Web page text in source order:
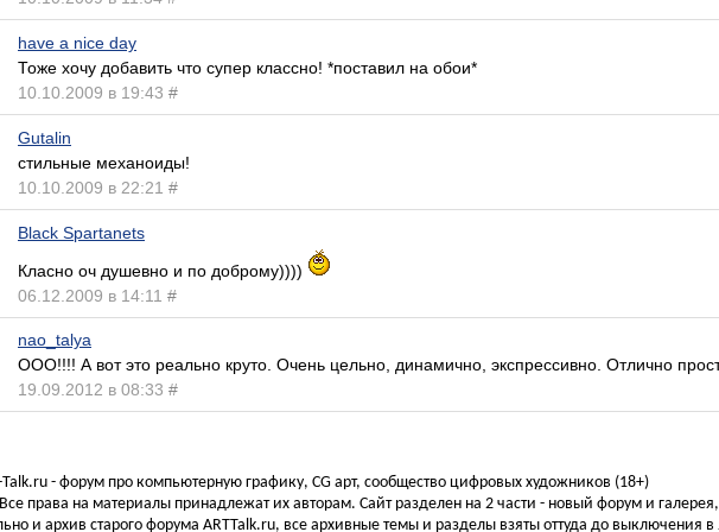
have a nice day
Тоже хочу добавить что супер классно! *поставил на обои*
10.10.2009 в 19:43 #
Gutalin
стильные механоиды!
10.10.2009 в 22:21 #
Black Spartanets
Класно оч душевно и по доброму))))
06.12.2009 в 14:11 #
nao_talya
ООО!!!! А вот это реально круто. Очень цельно, динамично, экспрессивно. Отлично
19.09.2012 в 08:33 #
- форум про компьютерную графику, CG арт, сообщество цифровых художников (18+)
права на материалы принадлежат их авторам. Сайт разделен на 2 части - новый форум и
и архив старого форума ARTTalk.ru, все архивные темы и разделы взяты оттуда до выключения